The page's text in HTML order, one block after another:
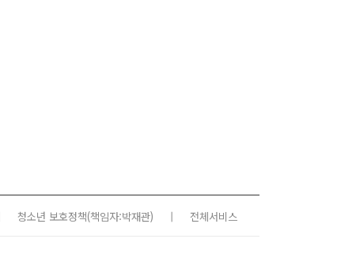
청소년 보호정책(책임자:박재관) 전체서비스